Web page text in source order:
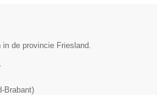
de provincie Friesland.
Brabant)